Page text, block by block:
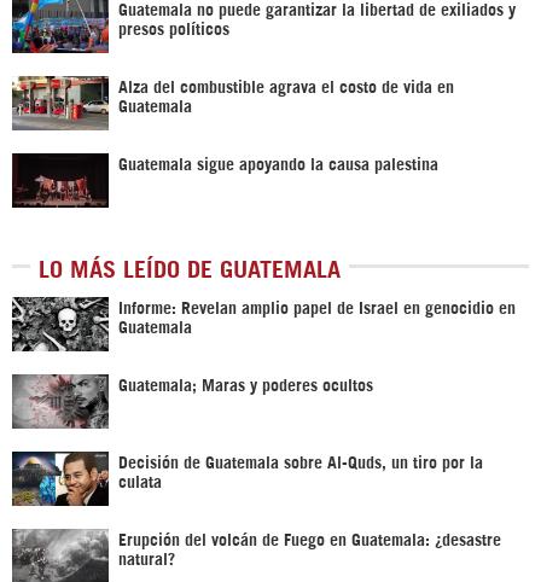
Guatemala no puede garantizar la libertad de exiliados y
presos políticos
Alza del combustible agrava el costo de vida en
Guatemala
Guatemala sigue apoyando la causa palestina
LO MÁS LEÍDO DE GUATEMALA
Informe: Revelan amplio papel de Israel en genocidio en
Guatemala
Guatemala; Maras y poderes ocultos
Decisión de Guatemala sobre Al-Quds, un tiro por la
culata
Erupción del volcán de Fuego en Guatemala: ¿desastre
natural?